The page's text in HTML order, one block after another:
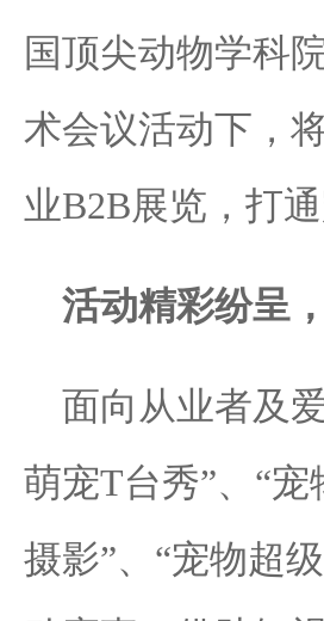
国顶尖动物学科
术会议活动下，
业B2B展览，打
活动精彩纷呈
面向从业者及
萌宠T台秀”、“
摄影”、“宠物超